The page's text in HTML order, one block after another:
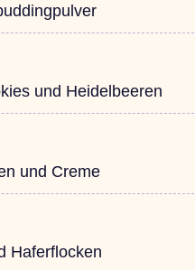
und Heidelbeeren
und Creme
Haferflocken